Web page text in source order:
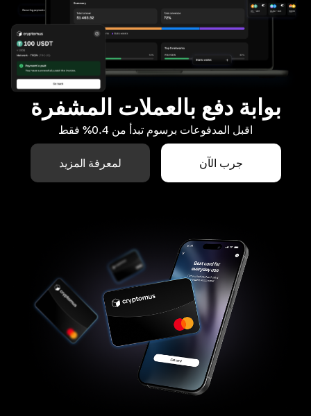
بوابة دفع بالعملات المشفرة
اقبل المدفوعات برسوم تبدأ من 0.4% فقط
جرب الآن لمعرفة المزيد